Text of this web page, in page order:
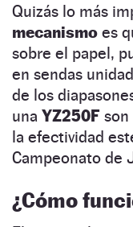
Quizás lo más
mecanismo es
sobre el papel,
en sendas
de los
una YZ250F son
la efectividad
Campeonato de
¿Cómo